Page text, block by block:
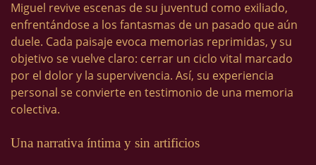
Miguel revive escenas de su juventud como exiliado,
enfrentándose a los fantasmas de un pasado que aún
duele. Cada paisaje evoca memorias reprimidas, y su
objetivo se vuelve claro: cerrar un ciclo vital marcado
por el dolor y la supervivencia. Así, su experiencia
personal se convierte en testimonio de una memoria
colectiva.
Una narrativa íntima y sin artificios